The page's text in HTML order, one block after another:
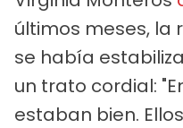
últimos meses, la
se había
un trato cordial:
estaban bien.